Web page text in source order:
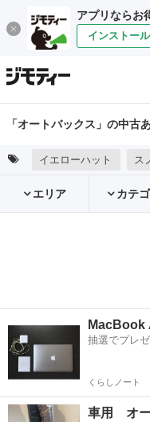
アプリならお
インストール
「オートバックス」の中古
イエローハット ス
エリア カテ
抽選でプレ
くらしノート
車用 オ